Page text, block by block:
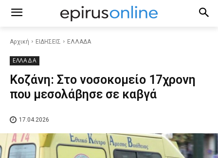
Αρχική ΕΙΔΗΣΕΙΣ ΕΛΛΑΔΑ
ΕΛΛΑΔΑ
Κοζάνη: Στο νοσοκομείο 17χρονη
που μεσολάβησε σε καβγά
17.04.2026